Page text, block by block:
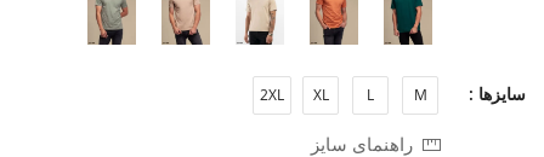
سایزها : M
L
XL
2XL
راهنمای سایز